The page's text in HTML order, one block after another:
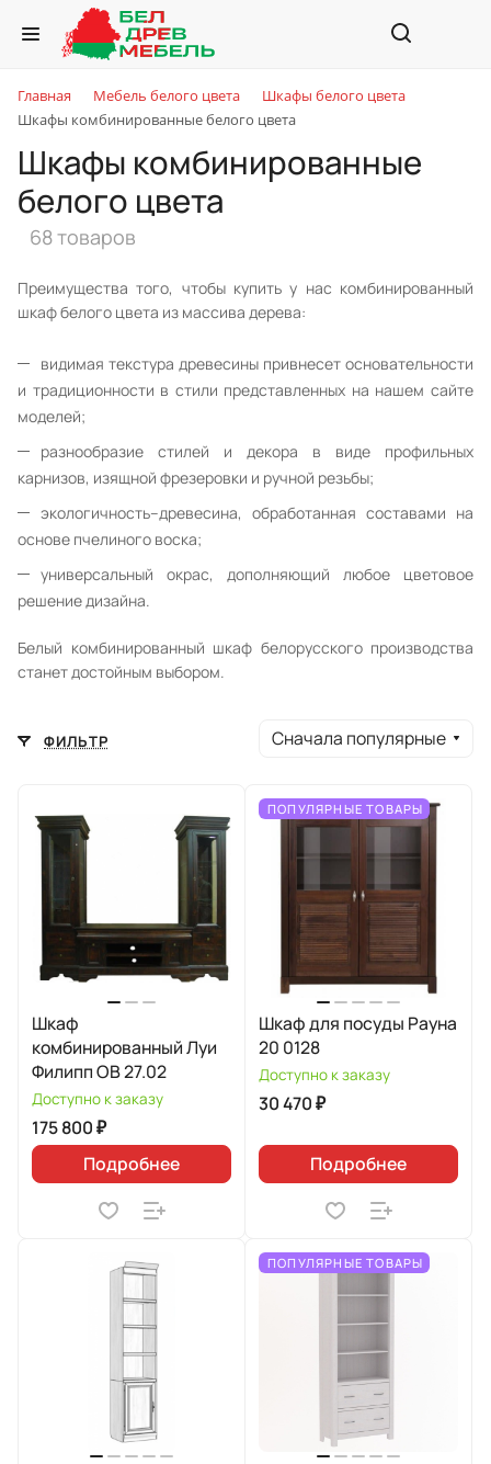
Главная Мебель белого цвета
Шкафы белого цвета
Шкафы комбинированные белого цвета
Шкафы комбинированные
белого цвета
68 товаров
Преимущества того, чтобы купить у нас комбинированный
шкаф белого цвета из массива дерева:
видимая текстура древесины привнесет основательности
и традиционности в стили представленных на нашем сайте
моделей;
разнообразие стилей и декора в виде профильных
карнизов, изящной фрезеровки и ручной резьбы;
экологичность–древесина, обработанная составами на
основе пчелиного воска;
универсальный окрас, дополняющий любое цветовое
решение дизайна.
Белый комбинированный шкаф белорусского производства
станет достойным выбором.
ФИЛЬТР Сначала популярные
Шкаф
комбинированный Луи
Филипп ОВ 27.02
Доступно к заказу
175 800 ₽
Подробнее
ПОПУЛЯРНЫЕ ТОВАРЫ
Шкаф для посуды Рауна
20 0128
Доступно к заказу
30 470 ₽
Подробнее
ПОПУЛЯРНЫЕ ТОВАРЫ